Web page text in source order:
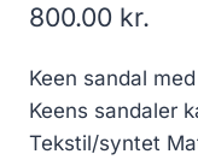
800.00 kr.
Keen sandal
Keens sandaler
Tekstil/syntet